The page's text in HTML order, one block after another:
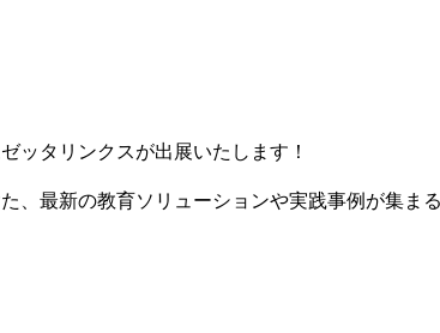
ッタリンクスが出展いたします！
、最新の教育ソリューションや実践事例が集ま